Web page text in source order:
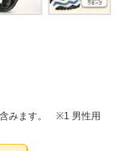
みます。
※1 男性用